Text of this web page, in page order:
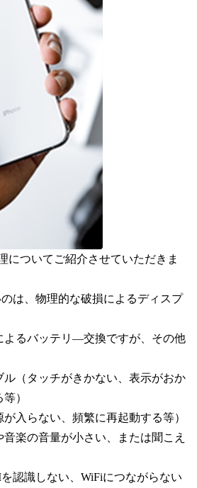
についてご紹介させていただきま
は、物理的な破損によるディスプ
るバッテリ―交換ですが、その他
ル（タッチがきかない、表示がおか
）
入らない、頻繁に再起動する等）
楽の音量が小さい、または聞こえ
認識しない、WiFiにつながらない